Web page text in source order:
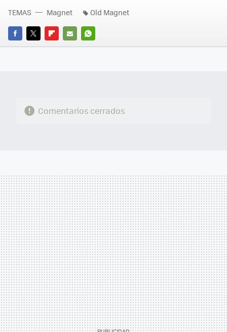
FACEBOOK
TWITTERFLIPBOARD
E-
WHATSAPP
TEMAS Magnet Old Magnet
Comentarios cerrados